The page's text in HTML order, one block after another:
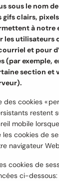
sous le nom de
gifs clairs,
à notre
les utilisateurs
et pour
(par exemple,
section et
cookies «
restent
mobile
cookies de
navigateur
cookies de
ci-dessous: